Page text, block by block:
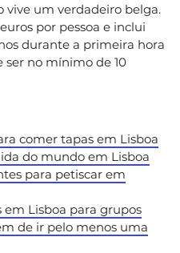
vive um verdadeiro belga.
por pessoa e inclui
durante a primeira hora
ser no mínimo de 10
comer tapas em Lisboa
do mundo em Lisboa
para petiscar em
Lisboa para grupos
de ir pelo menos uma